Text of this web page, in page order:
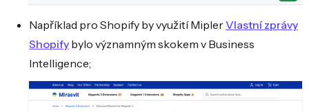
Například pro Shopify by využití MiplerVlastní zprávy
Shopify bylo významným skokem v Business
Intelligence;